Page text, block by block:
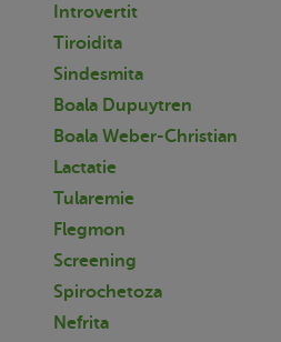
Introvertit
Tiroidita
Sindesmita
Boala Dupuytren
Boala Weber-Christian
Lactatie
Tularemie
Flegmon
Screening
Spirochetoza
Nefrita